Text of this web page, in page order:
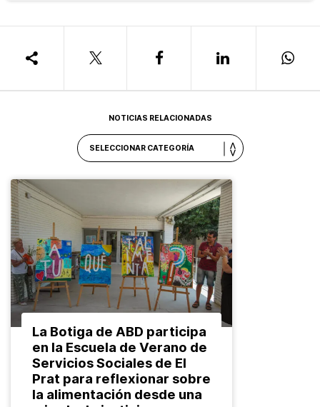
NOTICIAS RELACIONADAS
La Botiga de ABD participa
en la Escuela de Verano de
Servicios Sociales de El
Prat para reflexionar sobre
la alimentación desde una